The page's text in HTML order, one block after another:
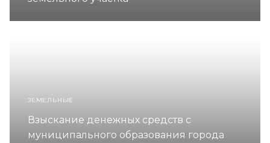
ЗЕМЕЛЬНЫЕ
Взыскание денежных средств с
муниципального образования города